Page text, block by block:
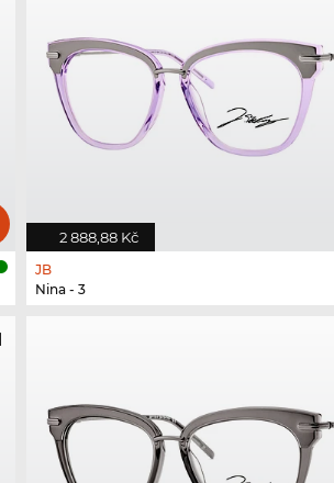
2 888,88 Kč
JB
Nina - 3